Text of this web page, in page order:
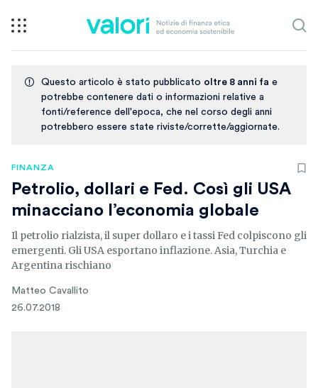
Questo articolo è stato pubblicato oltre 8 anni fa e
potrebbe contenere dati o informazioni relative a
fonti/reference dell'epoca, che nel corso degli anni
potrebbero essere state riviste/corrette/aggiornate.
FINANZA
Petrolio, dollari e Fed. Così gli USA
minacciano l’economia globale
Il petrolio rialzista, il super dollaro e i tassi Fed colpiscono gli
emergenti. Gli USA esportano inflazione. Asia, Turchia e
Argentina rischiano
Matteo Cavallito
26.07.2018